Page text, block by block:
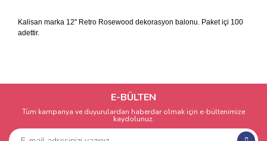
Kalisan marka 12" Retro Rosewood dekorasyon balonu. Paket içi 100
adettir.
E-BÜLTEN
Tüm kampanya ve duyurulardan haberdar olmak için e-bültenimize
kaydolunuz.